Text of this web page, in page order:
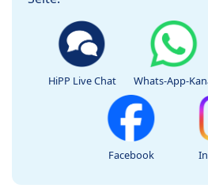
HiPP Live Chat Whats-App-
Facebook